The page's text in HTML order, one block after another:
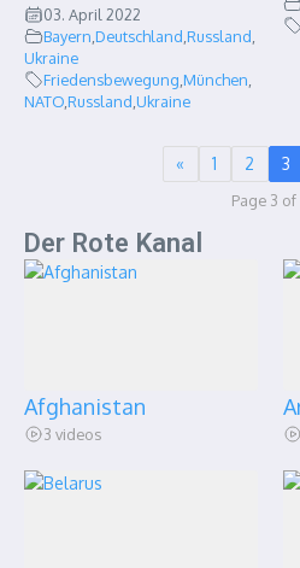
03. April 2022
Bayern Deutschland Russland
Ukraine
Friedensbewegung München
NATORussland Ukraine
« 1 2 3
Page 3 of
Der Rote Kanal
Afghanistan
3 videos